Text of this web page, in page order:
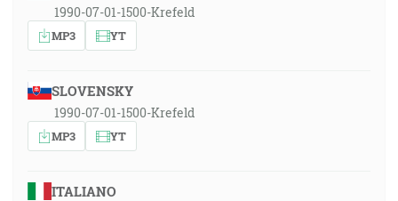
1990-07-01-1500-Krefeld
MP3 YT
SLOVENSKY
1990-07-01-1500-Krefeld
MP3 YT
ITALIANO